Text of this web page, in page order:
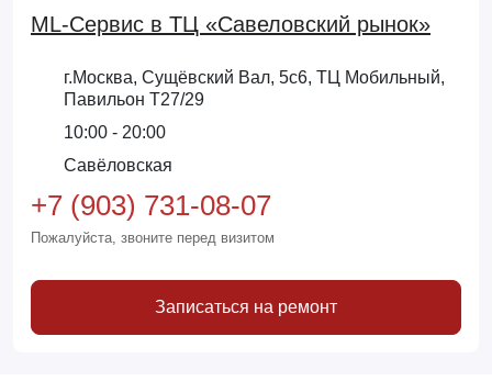
ML-Сервис в ТЦ «Савеловский рынок»
г.Москва, Сущёвский Вал, 5с6, ТЦ Мобильный,
Павильон Т27/29
10:00 - 20:00
Савёловская
+7 (903) 731-08-07
Пожалуйста, звоните перед визитом
Записаться на ремонт